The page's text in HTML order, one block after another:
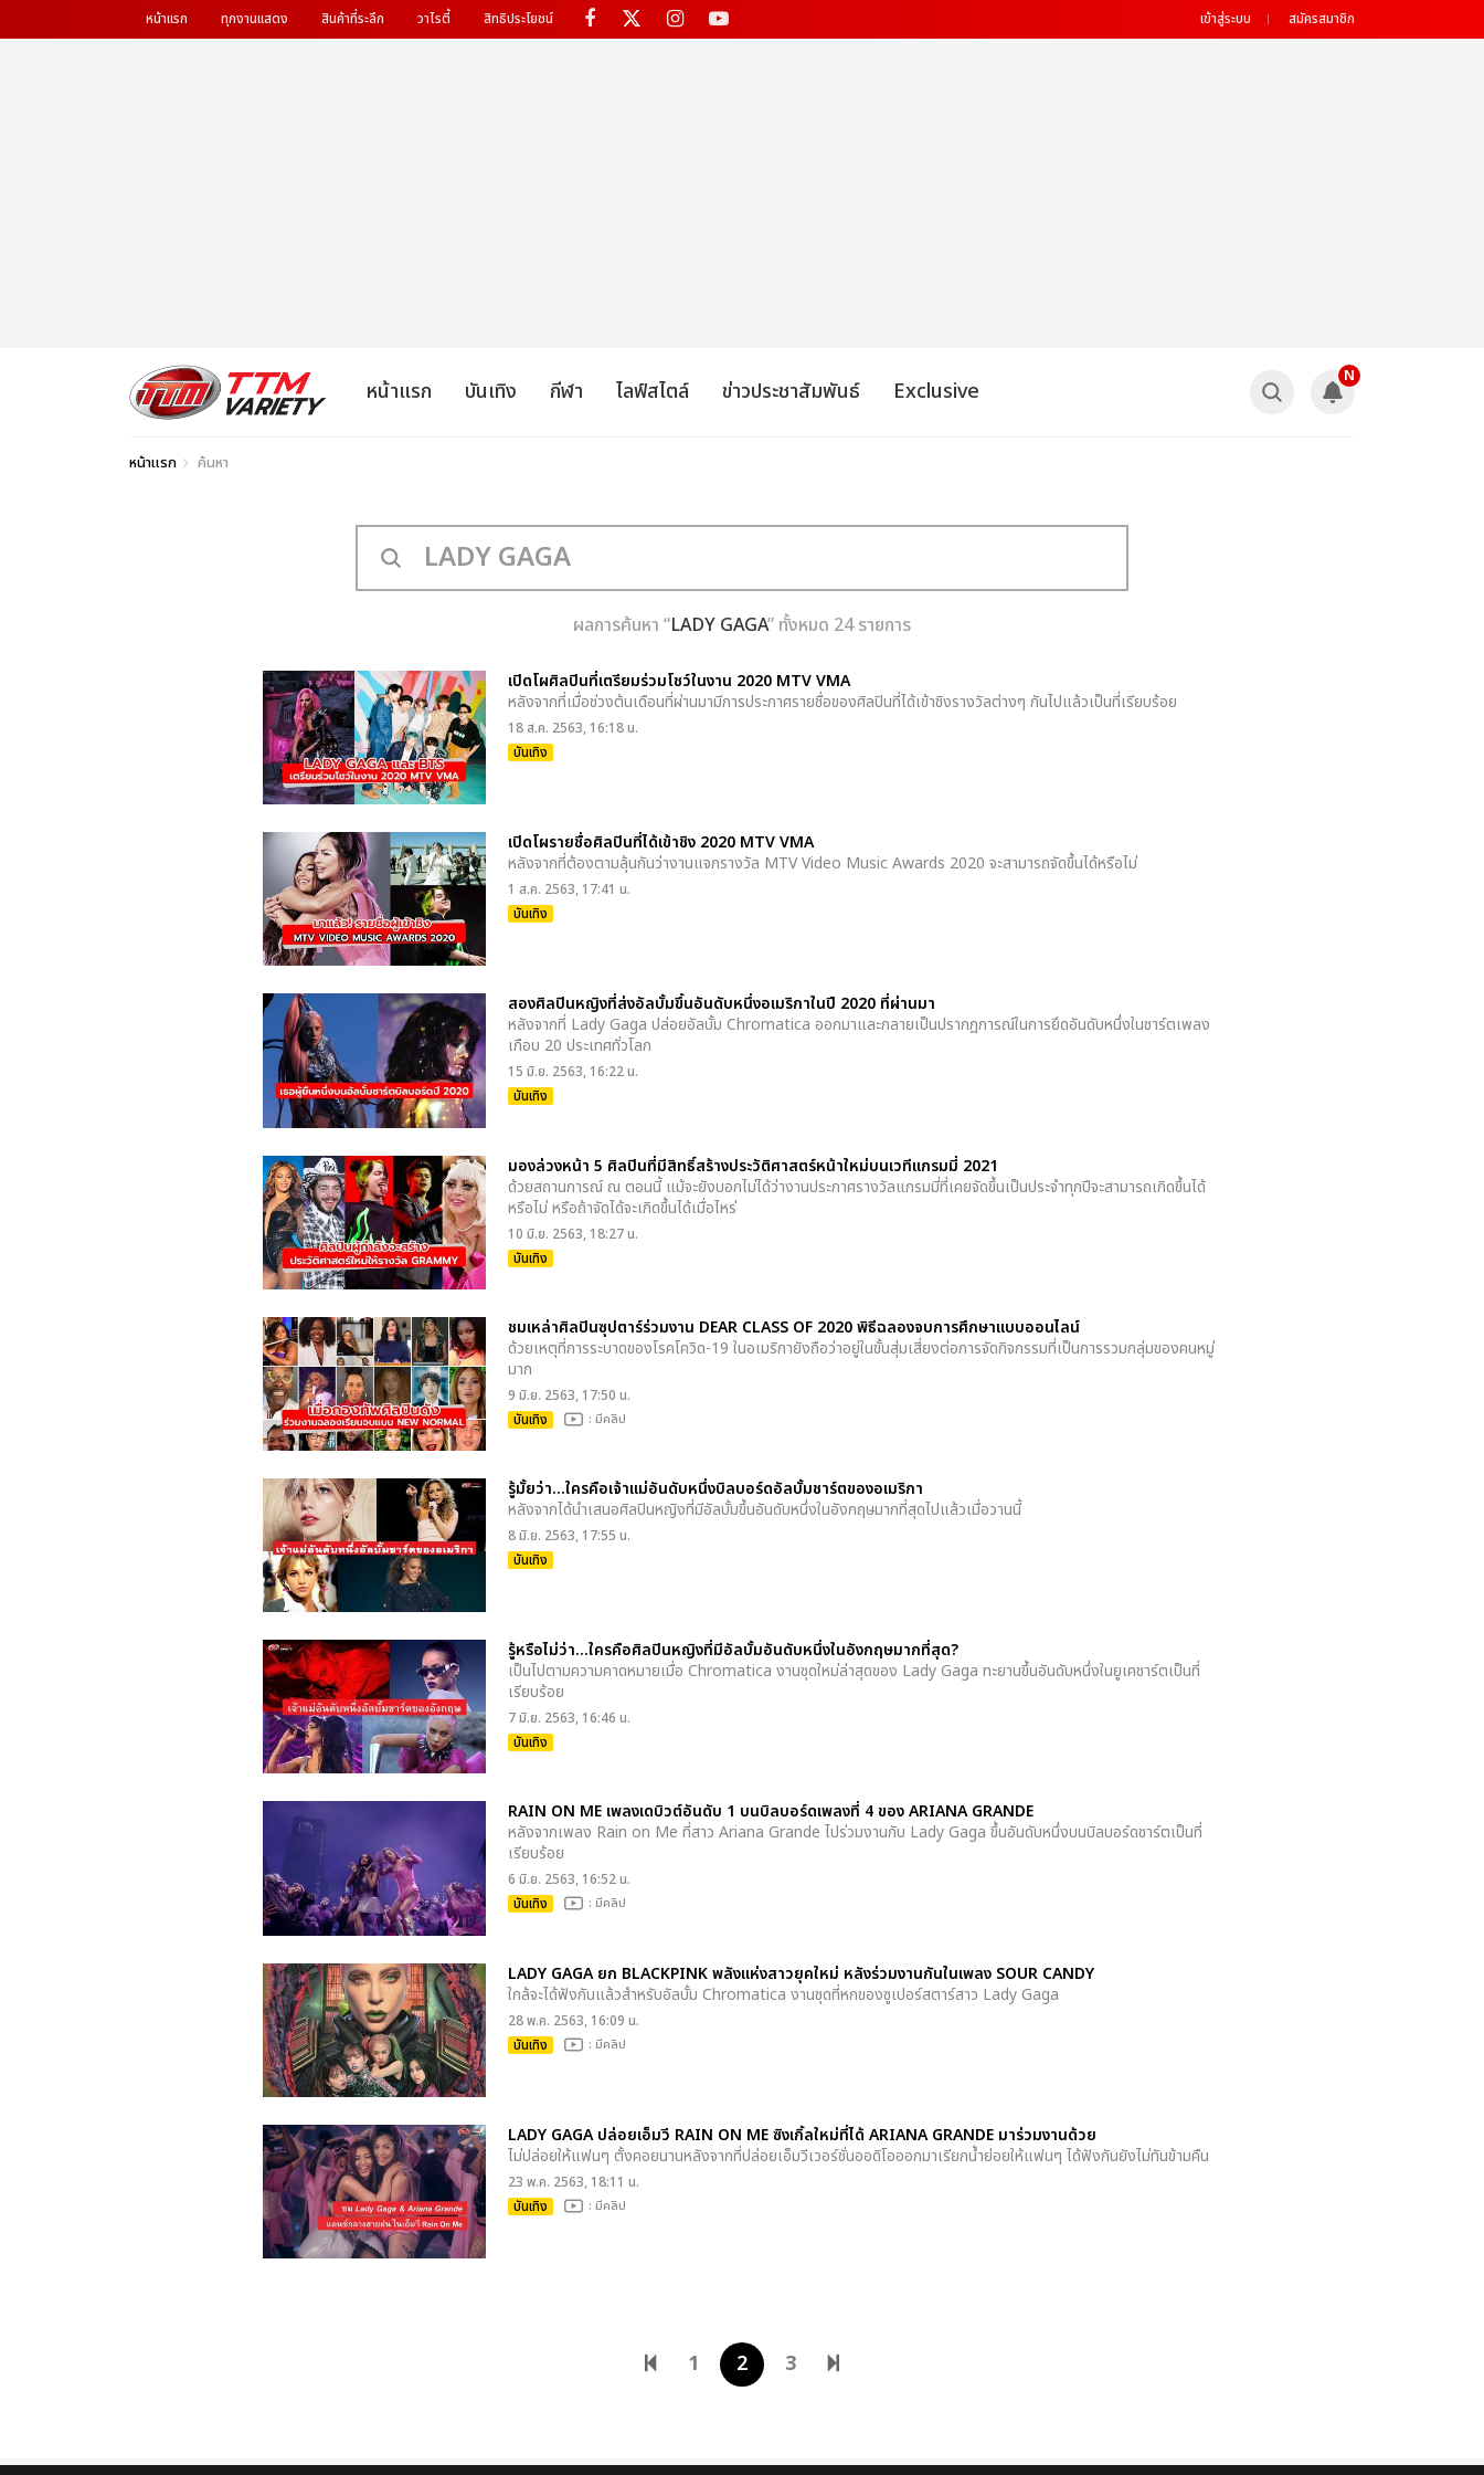
หน้าแรก ทุกงานแสดง สินค้าที่ระลึก วาไรตี้ สิทธิประโยชน์ เข้าสู่ระบบ สมัครสมาชิก
หน้าแรก บันเทิง กีฬา ไลฟ์สไตล์ ข่าวประชาสัมพันธ์ Exclusive
N
หน้าแรก ค้นหา
ผลการค้นหา “LADY GAGA” ทั้งหมด 24 รายการ
เปิดโผศิลปินที่เตรียมร่วมโชว์ในงาน 2020 MTV VMA
หลังจากที่เมื่อช่วงต้นเดือนที่ผ่านมามีการประกาศรายชื่อของศิลปินที่ได้เข้าชิงรางวัลต่างๆ กันไปแล้วเป็นที่เรียบร้อย
18 ส.ค. 2563, 16:18 น.
บันเทิง
เปิดโผรายชื่อศิลปินที่ได้เข้าชิง 2020 MTV VMA
หลังจากที่ต้องตามลุ้นกันว่างานแจกรางวัล MTV Video Music Awards 2020 จะสามารถจัดขึ้นได้หรือไม่
1 ส.ค. 2563, 17:41 น.
บันเทิง
สองศิลปินหญิงที่ส่งอัลบั้มขึ้นอันดับหนึ่งอเมริกาในปี 2020 ที่ผ่านมา
หลังจากที่ Lady Gaga ปล่อยอัลบั้ม Chromatica ออกมาและกลายเป็นปรากฎการณ์ในการยึดอันดับหนึ่งในชาร์ตเพลง
เกือบ 20 ประเทศทั่วโลก
15 มิ.ย. 2563, 16:22 น.
บันเทิง
มองล่วงหน้า 5 ศิลปินที่มีสิทธิ์สร้างประวัติศาสตร์หน้าใหม่บนเวทีแกรมมี่ 2021
ด้วยสถานการณ์ ณ ตอนนี้ แม้จะยังบอกไม่ได้ว่างานประกาศรางวัลแกรมมี่ที่เคยจัดขึ้นเป็นประจำทุกปีจะสามารถเกิดขึ้นได้
หรือไม่ หรือถ้าจัดได้จะเกิดขึ้นได้เมื่อไหร่
10 มิ.ย. 2563, 18:27 น.
บันเทิง
ชมเหล่าศิลปินซุปตาร์ร่วมงาน DEAR CLASS OF 2020 พิธีฉลองจบการศึกษาแบบออนไลน์
ด้วยเหตุที่การระบาดของโรคโควิด-19 ในอเมริกายังถือว่าอยู่ในขั้นสุ่มเสี่ยงต่อการจัดกิจกรรมที่เป็นการรวมกลุ่มของคนหมู่
มาก
9 มิ.ย. 2563, 17:50 น.
บันเทิง
: มีคลิป
รู้มั้ยว่า...ใครคือเจ้าแม่อันดับหนึ่งบิลบอร์ดอัลบั้มชาร์ตของอเมริกา
หลังจากได้นำเสนอศิลปินหญิงที่มีอัลบั้มขึ้นอันดับหนึ่งในอังกฤษมากที่สุดไปแล้วเมื่อวานนี้
8 มิ.ย. 2563, 17:55 น.
บันเทิง
รู้หรือไม่ว่า...ใครคือศิลปินหญิงที่มีอัลบั้มอันดับหนึ่งในอังกฤษมากที่สุด?
เป็นไปตามความคาดหมายเมื่อ Chromatica งานชุดใหม่ล่าสุดของ Lady Gaga ทะยานขึ้นอันดับหนึ่งในยูเคชาร์ตเป็นที่
เรียบร้อย
7 มิ.ย. 2563, 16:46 น.
บันเทิง
RAIN ON ME เพลงเดบิวต์อันดับ 1 บนบิลบอร์ดเพลงที่ 4 ของ ARIANA GRANDE
หลังจากเพลง Rain on Me ที่สาว Ariana Grande ไปร่วมงานกับ Lady Gaga ขึ้นอันดับหนึ่งบนบิลบอร์ดชาร์ตเป็นที่
เรียบร้อย
6 มิ.ย. 2563, 16:52 น.
บันเทิง
: มีคลิป
LADY GAGA ยก BLACKPINK พลังแห่งสาวยุคใหม่ หลังร่วมงานกันในเพลง SOUR CANDY
ใกล้จะได้ฟังกันแล้วสำหรับอัลบั้ม Chromatica งานชุดที่หกของซูเปอร์สตาร์สาว Lady Gaga
28 พ.ค. 2563, 16:09 น.
บันเทิง
: มีคลิป
LADY GAGA ปล่อยเอ็มวี RAIN ON ME ซิงเกิ้ลใหม่ที่ได้ ARIANA GRANDE มาร่วมงานด้วย
ไม่ปล่อยให้แฟนๆ ตั้งคอยนานหลังจากที่ปล่อยเอ็มวีเวอร์ชั่นออดิโอออกมาเรียกน้ำย่อยให้แฟนๆ ได้ฟังกันยังไม่ทันข้ามคืน
23 พ.ค. 2563, 18:11 น.
บันเทิง
: มีคลิป
1 2 3